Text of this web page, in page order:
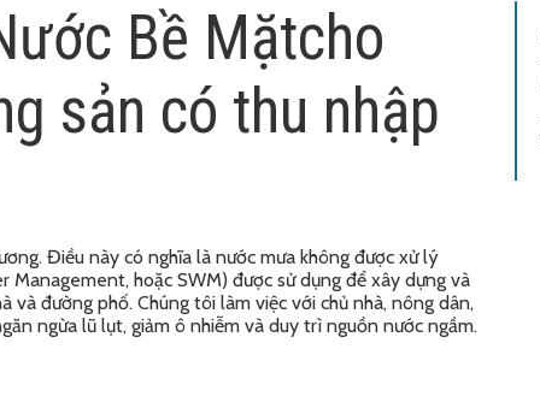
Bề Mặtcho
sản có thu nhập
Điều này có nghĩa là nước mưa không được xử lý
Management, hoặc SWM) được sử dụng để xây dựng và
đường phố. Chúng tôi làm việc với chủ nhà, nông dân,
ngừa lũ lụt, giảm ô nhiễm và duy trì nguồn nước ngầm.